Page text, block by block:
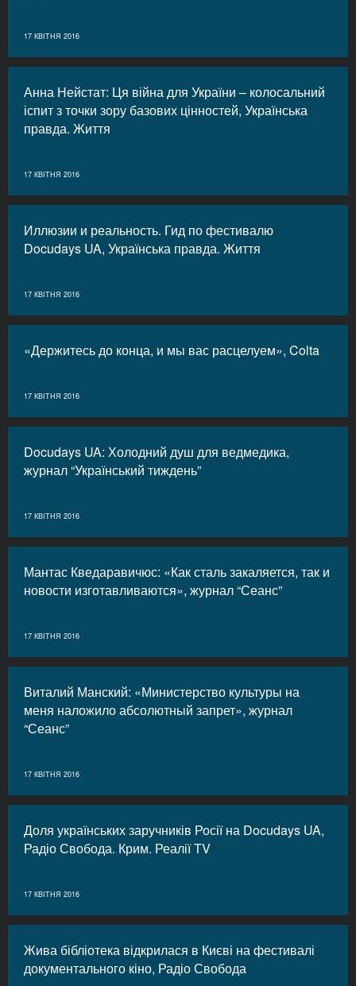
17 КВІТНЯ 2016
Анна Нейстат: Ця війна для України – колосальний
іспит з точки зору базових цінностей, Українська
правда. Життя
17 КВІТНЯ 2016
Иллюзии и реальность. Гид по фестивалю
Docudays UA, Українська правда. Життя
17 КВІТНЯ 2016
«Держитесь до конца, и мы вас расцелуем», Colta
17 КВІТНЯ 2016
Docudays UA: Холодний душ для ведмедика,
журнал “Український тиждень”
17 КВІТНЯ 2016
Мантас Кведаравичюс: «Как сталь закаляется, так и
новости изготавливаются», журнал “Сеанс”
17 КВІТНЯ 2016
Виталий Манский: «Министерство культуры на
меня наложило абсолютный запрет», журнал
“Сеанс”
17 КВІТНЯ 2016
Доля українських заручників Росії на Docudays UA,
Радіо Свобода. Крим. Реалії TV
17 КВІТНЯ 2016
Жива бібліотека відкрилася в Києві на фестивалі
документального кіно, Радіо Свобода